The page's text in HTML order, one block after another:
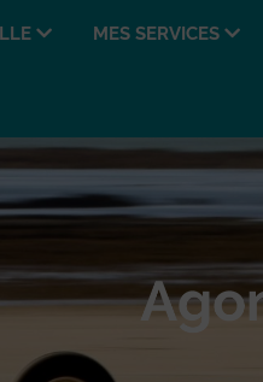
MES SERVICES